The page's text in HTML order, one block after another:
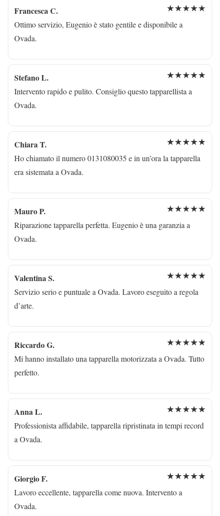
Francesca C. ★★★★★
Ottimo servizio, Eugenio è stato gentile e disponibile a
Ovada.
Stefano L. ★★★★★
Intervento rapido e pulito. Consiglio questo tapparellista a
Ovada.
Chiara T. ★★★★★
Ho chiamato il numero 0131080035 e in un’ora la tapparella
era sistemata a Ovada.
Mauro P. ★★★★★
Riparazione tapparella perfetta. Eugenio è una garanzia a
Ovada.
Valentina S. ★★★★★
Servizio serio e puntuale a Ovada. Lavoro eseguito a regola
d’arte.
Riccardo G. ★★★★★
Mi hanno installato una tapparella motorizzata a Ovada. Tutto
perfetto.
Anna L. ★★★★★
Professionista affidabile, tapparella ripristinata in tempi record
a Ovada.
Giorgio F. ★★★★★
Lavoro eccellente, tapparella come nuova. Intervento a
Ovada.